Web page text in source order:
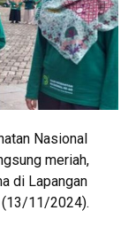
Nasional
meriah,
di Lapangan
(13/11/2024).